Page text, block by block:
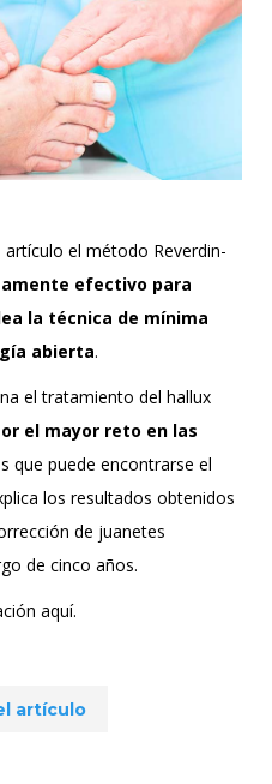
artículo el método Reverdin-
efectivo para
la técnica de mínima
abierta.
el tratamiento del hallux
el mayor reto en las
que puede encontrarse el
los resultados obtenidos
de juanetes
de cinco años.
aquí.
artículo